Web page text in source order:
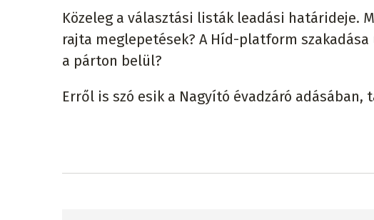
Közeleg a választási listák leadási határideje.
rajta meglepetések? A Híd-platform
a párton belül?
Erről is szó esik a Nagyító évadzáró adásában,